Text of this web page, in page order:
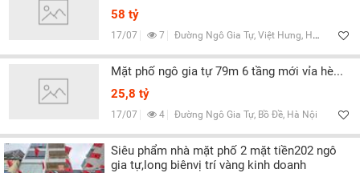
58 tỷ
17/07 7 Đường Ngô Gia Tự, Việt Hưng, Hà Nội
Mặt phố ngô gia tự 79m 6 tầng mới vỉa hè...
25,8 tỷ
17/07 4 Đường Ngô Gia Tự, Bồ Đề, Hà Nội
Siêu phẩm nhà mặt phố 2 mặt tiền202 ngô
gia tự,long biênvị trí vàng kinh doanh